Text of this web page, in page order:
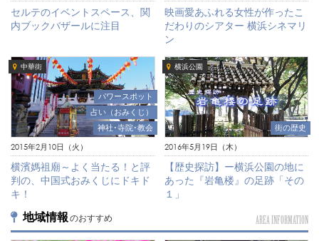
セルテのイベントスペース、関
内ブックバザールに注目
映画愛あふれる女性が作ったこ
だわりのシアター 横浜シネマリ
ン
中華街
パワースポット
占い（おみくじ）
神社･寺院･教会
2015年2月10日（火）
横濱媽祖廟～よく当たる！と評
判の、中国式おみくじにドキド
キ！
横浜公園
街の歴史
2016年5月19日（木）
【歴史探訪】ー横浜公園の地に
あった『岩亀楼』の足跡「その
１」
地域情報 のおすすめ AREA INFORMATION